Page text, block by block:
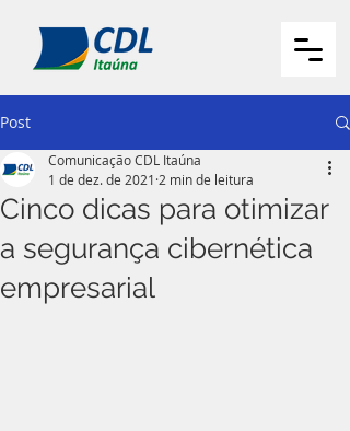
Post
Cinco dicas para otimizar
a segurança cibernética
empresarial
Comunicação CDL Itaúna
1 de dez. de 2021 2 min de leitura